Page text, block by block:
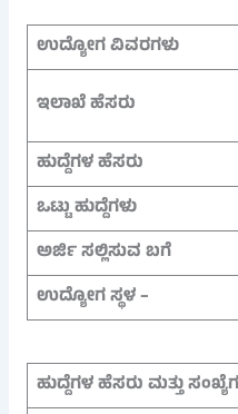
ಉದ್ಯೋಗ ವಿವರಗಳು
ಇಲಾಖೆ ಹೆಸರು
ಹುದ್ದೆಗಳ ಹೆಸರು
ಒಟ್ಟು ಹುದ್ದೆಗಳು
ಅರ್ಜಿ ಸಲ್ಲಿಸುವ ಬಗೆ
ಉದ್ಯೋಗ ಸ್ಥಳ –
ಹುದ್ದೆಗಳ ಹೆಸರು ಮತ್ತು